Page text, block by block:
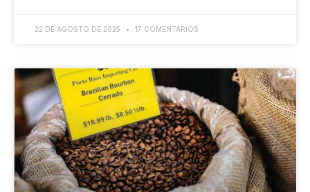
22 DE AGOSTO DE 2025 17 COMENTÁRIOS